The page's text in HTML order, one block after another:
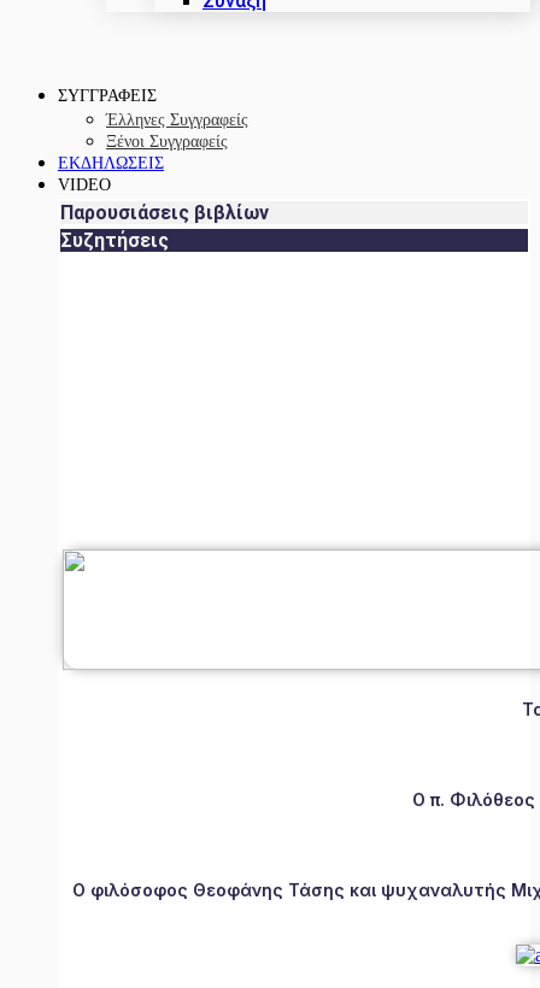
ΣΥΓΓΡΑΦΕΙΣ
Έλληνες Συγγραφείς
Ξένοι Συγγραφείς
ΕΚΔΗΛΩΣΕΙΣ
VIDEO
Παρουσιάσεις βιβλίων
Συζητήσεις
Ο π.
Ο φιλόσοφος Θεοφάνης Τάσης και ψυχαναλυτής